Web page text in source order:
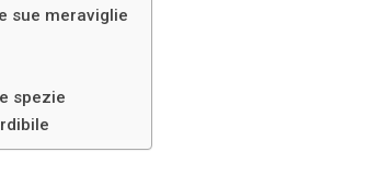
sue meraviglie
spezie